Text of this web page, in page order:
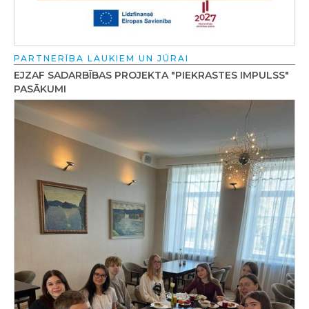
PARTNERĪBA LAUKIEM UN JŪRAI
EJZAF SADARBĪBAS PROJEKTA "PIEKRASTES IMPULSS"
PASĀKUMI